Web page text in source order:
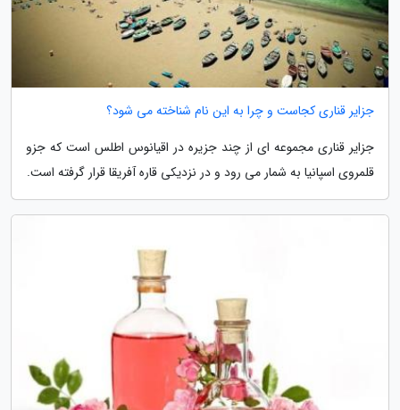
جزایر قناری کجاست و چرا به این نام شناخته می شود؟
جزایر قناری مجموعه ای از چند جزیره در اقیانوس اطلس است که جزو
قلمروی اسپانیا به شمار می رود و در نزدیکی قاره آفریقا قرار گرفته است.